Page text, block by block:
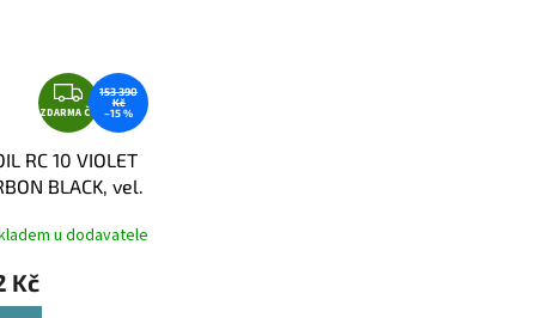
Z
D
A
R
A
ZDARMA ČR
153 390
Kč
–15 %
RC 10 VIOLET
BLACK, vel.
u dodavatele
Kč